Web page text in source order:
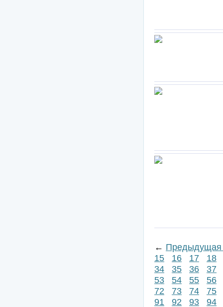
← Предыдущая
15
16 17
18
34
35 36
37
53
54 55
56
72
73 74
75
91
92 93 94